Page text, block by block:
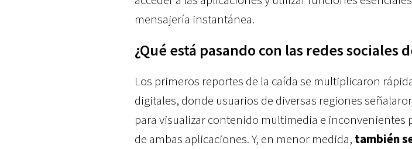
mensajería instantánea.
¿Qué está pasando con las redes sociales
Los primeros reportes de la caída se multiplicaron
digitales, donde usuarios de diversas regiones
para visualizar contenido multimedia e inconvenientes
de ambas aplicaciones. Y, en menor medida, también